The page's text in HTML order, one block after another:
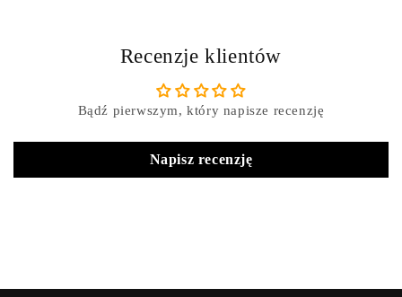
Recenzje klientów
Bądź pierwszym, który napisze recenzję
Napisz recenzję